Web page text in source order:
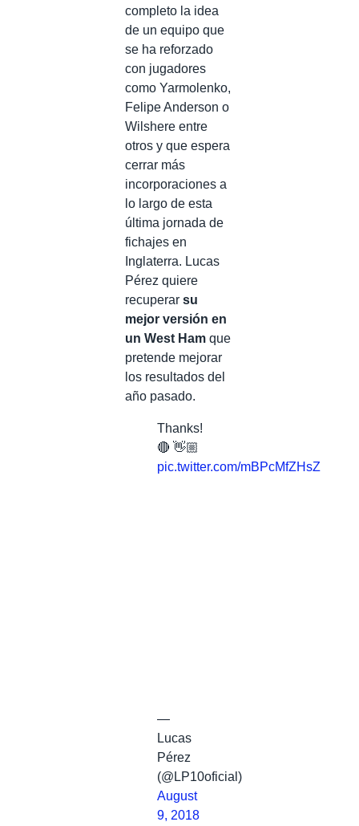
completo la idea
de un equipo que
se ha reforzado
con jugadores
como Yarmolenko,
Felipe Anderson o
Wilshere entre
otros y que espera
cerrar más
incorporaciones a
lo largo de esta
última jornada de
fichajes en
Inglaterra. Lucas
Pérez quiere
recuperar su
mejor versión en
un West Ham que
pretende mejorar
los resultados del
año pasado.
Thanks!
🔴 👋🏼
pic.twitter.com/mBPcMfZHsZ
—
Lucas
Pérez
(@LP10oficial)
August
9, 2018